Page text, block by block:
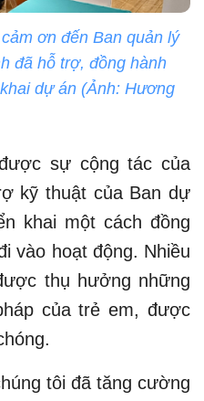
ơn đến Ban quản lý
đã hỗ trợ, đồng hành
dự án (Ảnh: Hương
sự cộng tác của
kỹ thuật của Ban dự
khai một cách đồng
vào hoạt động. Nhiều
thụ hưởng những
của trẻ em, được
tôi đã tăng cường